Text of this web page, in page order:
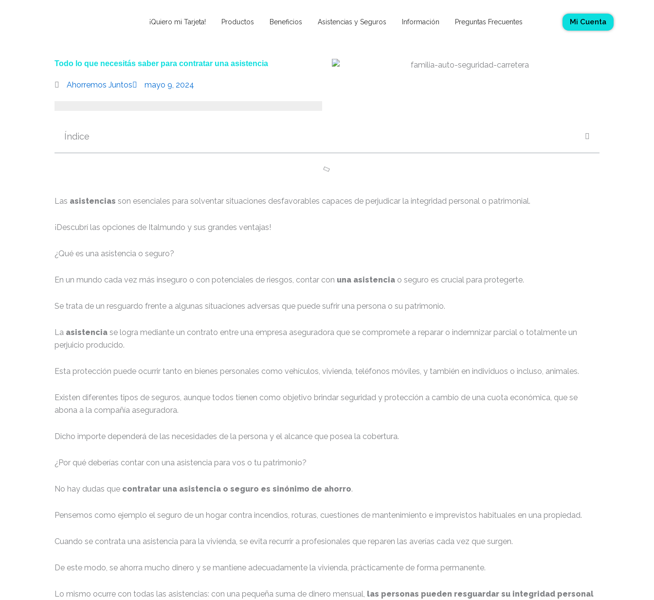
¡Quiero mi Tarjeta! Productos Beneficios Asistencias y Seguros Información Preguntas Frecuentes Mi Cuenta
Todo lo que necesitás saber para contratar una asistencia
Ahorremos Juntos mayo 9, 2024
Índice
Las asistencias son esenciales para solventar situaciones desfavorables capaces de perjudicar la integridad personal o patrimonial.
¡Descubrí las opciones de Italmundo y sus grandes ventajas!
¿Qué es una asistencia o seguro?
En un mundo cada vez más inseguro o con potenciales de riesgos, contar con una asistencia o seguro es crucial para protegerte.
Se trata de un resguardo frente a algunas situaciones adversas que puede sufrir una persona o su patrimonio.
La asistencia se logra mediante un contrato entre una empresa aseguradora que se compromete a reparar o indemnizar parcial o totalmente un
perjuicio producido.
Esta protección puede ocurrir tanto en bienes personales como vehículos, vivienda, teléfonos móviles, y también en individuos o incluso, animales.
Existen diferentes tipos de seguros, aunque todos tienen como objetivo brindar seguridad y protección a cambio de una cuota económica, que se
abona a la compañía aseguradora.
Dicho importe dependerá de las necesidades de la persona y el alcance que posea la cobertura.
¿Por qué deberías contar con una asistencia para vos o tu patrimonio?
No hay dudas que contratar una asistencia o seguro es sinónimo de ahorro.
Pensemos como ejemplo el seguro de un hogar contra incendios, roturas, cuestiones de mantenimiento e imprevistos habituales en una propiedad.
Cuando se contrata una asistencia para la vivienda, se evita recurrir a profesionales que reparen las averías cada vez que surgen.
De este modo, se ahorra mucho dinero y se mantiene adecuadamente la vivienda, prácticamente de forma permanente.
Lo mismo ocurre con todas las asistencias: con una pequeña suma de dinero mensual, las personas pueden resguardar su integridad personal